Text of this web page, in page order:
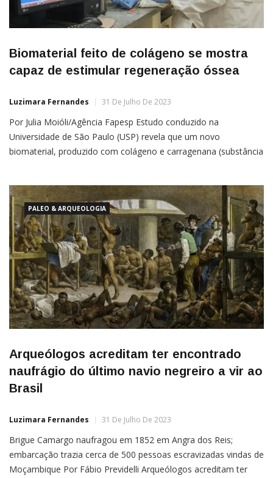
Biomaterial feito de colágeno se mostra
capaz de estimular regeneração óssea
Luzimara Fernandes 31 De Julho De 2023
Por Julia Moióli/Agência Fapesp Estudo conduzido na
Universidade de São Paulo (USP) revela que um novo
biomaterial, produzido com colágeno e carragenana (substância
potencial para
PALEO & ARQUEOLOGIA
Arqueólogos acreditam ter encontrado
naufrágio do último navio negreiro a vir ao
Brasil
Luzimara Fernandes 31 De Julho De 2023
Brigue Camargo naufragou em 1852 em Angra dos Reis;
embarcação trazia cerca de 500 pessoas escravizadas vindas de
Moçambique Por Fábio Previdelli Arqueólogos acreditam ter